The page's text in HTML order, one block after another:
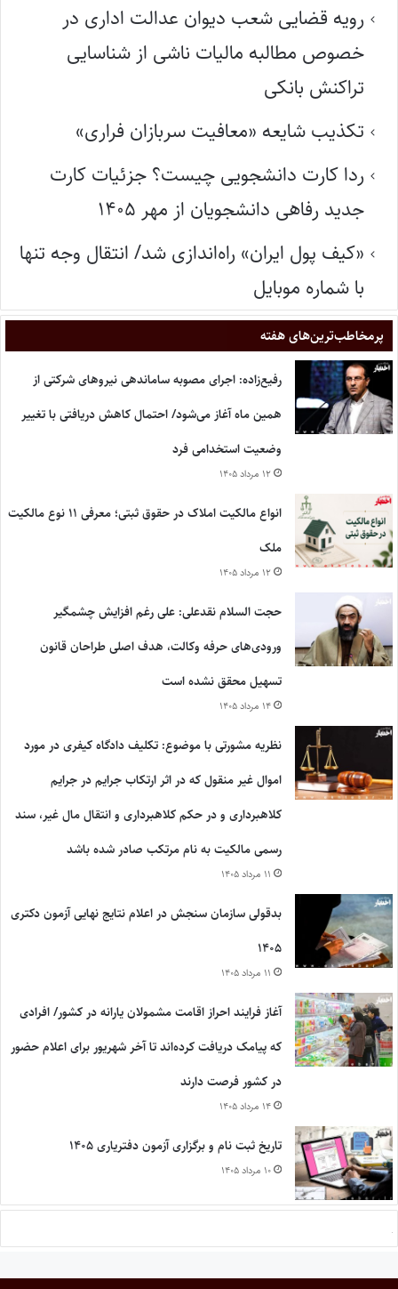
رویه قضایی شعب دیوان عدالت اداری در
خصوص مطالبه مالیات ناشی از شناسایی
تراکنش بانکی
تکذیب شایعه «معافیت سربازان فراری»
ردا کارت دانشجویی چیست؟ جزئیات کارت
جدید رفاهی دانشجویان از مهر ۱۴۰۵
«کیف پول ایران» راه‌اندازی شد/ انتقال وجه تنها
با شماره موبایل
پر‌مخاطب‌ترین‌های هفته
رفیع‌زاده: اجرای مصوبه ساماندهی نیروهای شرکتی از
همین ماه آغاز می‌شود/ احتمال کاهش دریافتی با تغییر
وضعیت استخدامی فرد
۱۲ مرداد ۱۴۰۵
انواع مالکیت املاک در حقوق ثبتی؛ معرفی ۱۱ نوع مالکیت
ملک
۱۲ مرداد ۱۴۰۵
حجت السلام نقدعلی: علی رغم افزایش چشمگیر
ورودی‌های حرفه وکالت، هدف اصلی طراحان قانون
تسهیل محقق نشده است
۱۴ مرداد ۱۴۰۵
نظریه مشورتی با موضوع: تکلیف دادگاه کیفری در مورد
اموال غیر منقول که در اثر ارتکاب جرایم در جرایم
کلاهبرداری و در حکم کلاهبرداری و انتقال مال غیر، سند
رسمی مالکیت به نام مرتکب صادر شده باشد
۱۱ مرداد ۱۴۰۵
بدقولی سازمان سنجش در اعلام نتایج نهایی آزمون دکتری
۱۴۰۵
۱۱ مرداد ۱۴۰۵
آغاز فرایند احراز اقامت مشمولان یارانه در کشور/ افرادی
که پیامک دریافت کرده‌اند تا آخر شهریور برای اعلام حضور
در کشور فرصت دارند
۱۴ مرداد ۱۴۰۵
تاریخ ثبت نام و برگزاری آزمون دفتریاری ۱۴۰۵
۱۰ مرداد ۱۴۰۵